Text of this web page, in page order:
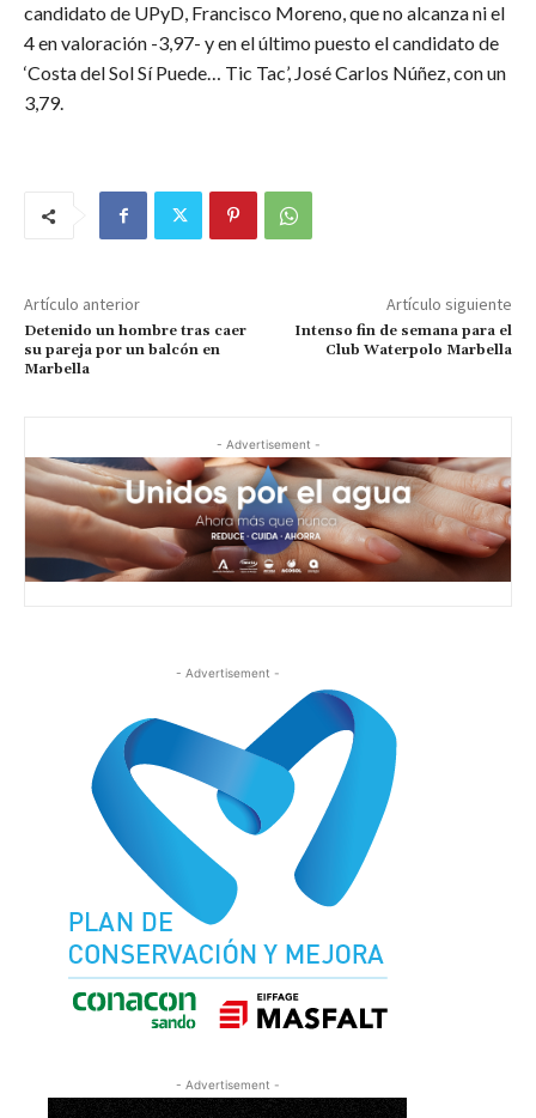
candidato de UPyD, Francisco Moreno, que no alcanza ni el
4 en valoración -3,97- y en el último puesto el candidato de
‘Costa del Sol Sí Puede… Tic Tac’, José Carlos Núñez, con un
3,79.
Artículo anterior
Detenido un hombre tras caer
su pareja por un balcón en
Marbella
Artículo siguiente
Intenso fin de semana para el
Club Waterpolo Marbella
- Advertisement -
- Advertisement -
- Advertisement -